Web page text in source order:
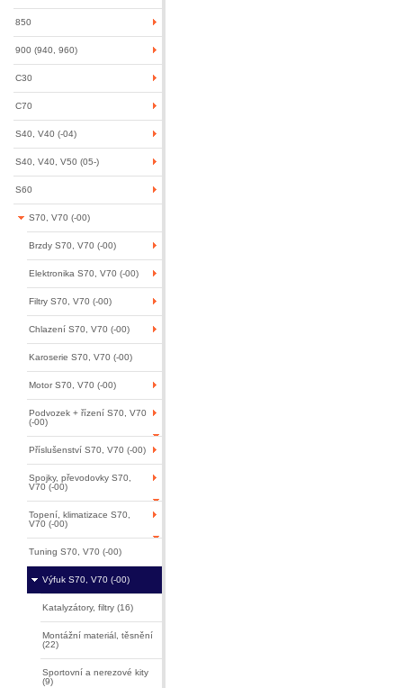
850
900 (940, 960)
C30
C70
S40, V40 (-04)
S40, V40, V50 (05-)
S60
S70, V70 (-00)
Brzdy S70, V70 (-00)
Elektronika S70, V70 (-00)
Filtry S70, V70 (-00)
Chlazení S70, V70 (-00)
Karoserie S70, V70 (-00)
Motor S70, V70 (-00)
Podvozek + řízení S70, V70
(-00)
Příslušenství S70, V70 (-00)
Spojky, převodovky S70,
V70 (-00)
Topení, klimatizace S70,
V70 (-00)
Tuning S70, V70 (-00)
Výfuk S70, V70 (-00)
Katalyzátory, filtry (16)
Montážní materiál, těsnění
(22)
Sportovní a nerezové kity
(9)